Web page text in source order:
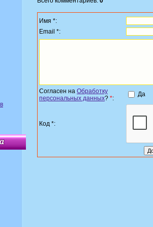
Имя *:
Email *:
Согласен на Обработку
персональных данных? *:
Да
Код *: